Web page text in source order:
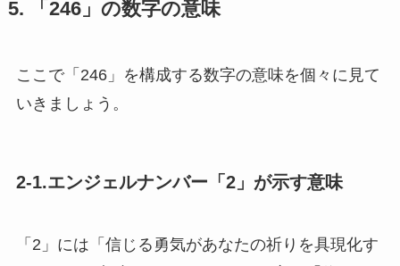
5. 「246」の数字の意味
ここで「246」を構成する数字の意味を個々に見て
いきましょう。
2-1.エンジェルナンバー「2」が示す意味
「2」には「信じる勇気があなたの祈りを具現化す